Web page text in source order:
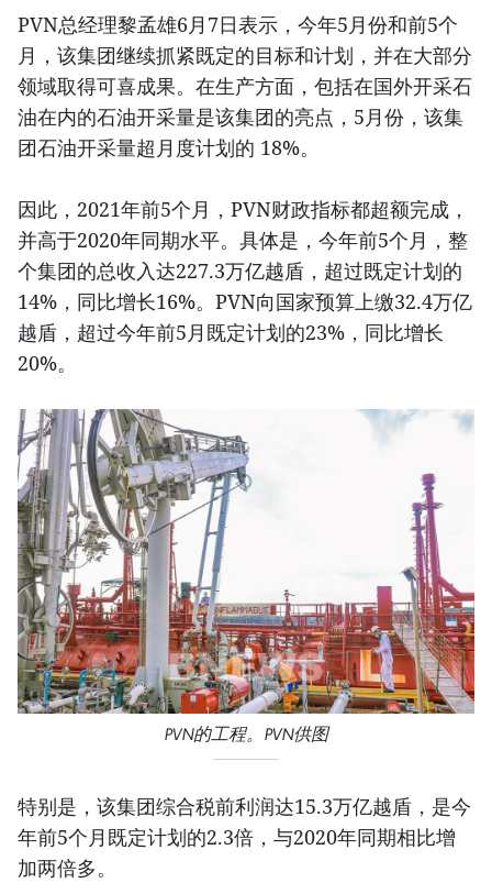
PVN总经理黎孟雄6月7日表示，今年5月份和前5个
月，该集团继续抓紧既定的目标和计划，并在大部分
领域取得可喜成果。在生产方面，包括在国外开采石
油在内的石油开采量是该集团的亮点，5月份，该集
团石油开采量超月度计划的 18%。
因此，2021年前5个月，PVN财政指标都超额完成，
并高于2020年同期水平。具体是，今年前5个月，整
个集团的总收入达227.3万亿越盾，超过既定计划的
14%，同比增长16%。PVN向国家预算上缴32.4万亿
越盾，超过今年前5月既定计划的23%，同比增长
20%。
PVN的工程。PVN供图
特别是，该集团综合税前利润达15.3万亿越盾，是今
年前5个月既定计划的2.3倍，与2020年同期相比增
加两倍多。